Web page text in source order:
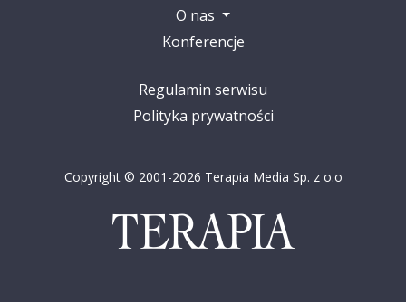
O nas
Konferencje
Regulamin serwisu
Polityka prywatności
Copyright © 2001-2026 Terapia Media Sp. z o.o